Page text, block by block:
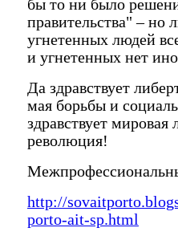
бы то ни было
правительства" – но
угнетенных людей
и угнетенных нет
Да здравствует
мая борьбы и
здравствует мировая
революция!
http://
porto-ait-sp.html